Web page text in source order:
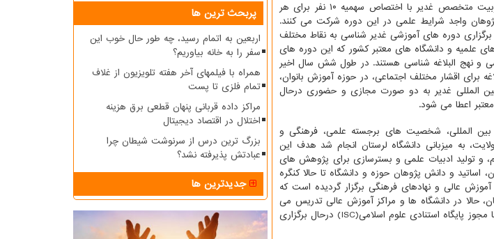
کرده است. براساس برنامه ریزی های انجام شده برای برگزاری سومین دوره ملّی آموزشی تربیت متخصص غدیر با اختصاص سهمیه ۱۰ نفر برای هر
واجد شرایط علمی در این دوره شرکت می کنند.
دوره های آموزشی غدیر شناسی به نقاط مختلف
از ۷۰۰ نفر از اساتید برجسته حوزه های علمیه و دانشگاه های معتبر کشور که این دوره های
و نهج البلاغه شناسی هستند. در طول شش سال اخیر
برای اقشار مختلف اجتماعی، در حوزه آموزش بانوان،
بین المللی غدیر به دو صورت مجازی و حضوری درحال
اعطا می شود.
بین المللی، شخصیت های برجسته علمی، فرهنگی و
به میزبانی دانشگاه لرستان انجام شد هدف این
و تولید ادبیات علمی و بسترسازی برای پژوهش های
اساتید و دانش پژوهان حوزه و دانشگاه تا حالا کنگره
عالی و نهادهای فرهنگی برگزار گردیده است که
حالا در دانشگاه ها و مراکز آموزش عالی تدریس می
شود. محورهای سیزدهمین همایش بین المللی سیره علوی با رویکرد «تعاون و مشارکت»، که با مجوز پایگاه استنادی علوم اسلامی(ISC) درحال برگزاری
پربحث ترین ها
اربعین به اتمام رسید، چه طور حال خوب این
سفر را به خانه بیاوریم؟
همراه با فیلمهای آخر هفته تلویزیون از غلاف
تمام فلزی تا پست
مراکز داده قربانی پنهان قطعی برق هزینه
اختلال در اقتصاد دیجیتال
بزرگ ترین درس از سرنوشت شیطان چرا
عبادتش پذیرفته نشد؟
جدیدترین ها